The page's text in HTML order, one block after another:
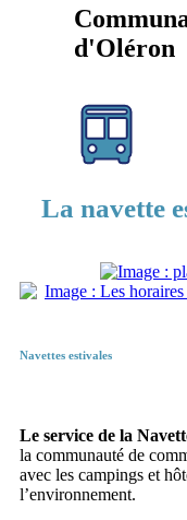
d'Oléron
La navette
Navettes estivales
Le service de la
la communauté de
avec les campings et
l’environnement.